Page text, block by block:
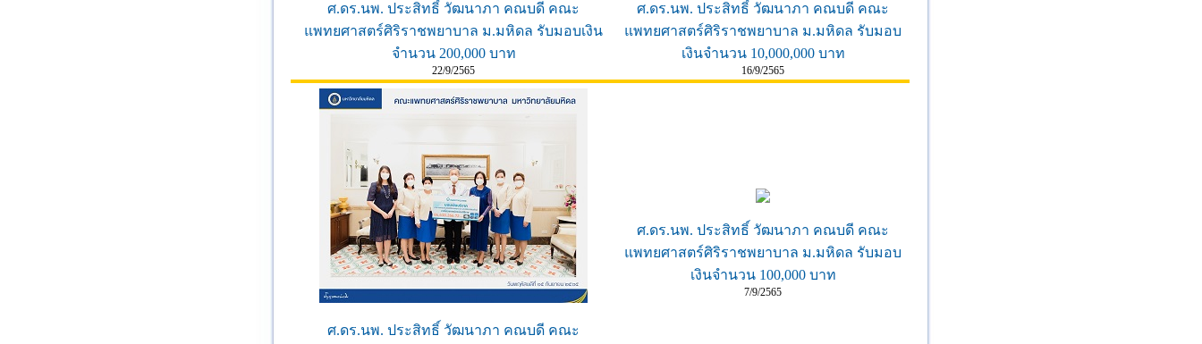
ศ.ดร.นพ. ประสิทธิ์ วัฒนาภา คณบดี คณะ
แพทยศาสตร์ศิริราชพยาบาล ม.มหิดล รับมอบเงิน
จำนวน 200,000 บาท
22/9/2565
ศ.ดร.นพ. ประสิทธิ์ วัฒนาภา คณบดี คณะ
แพทยศาสตร์ศิริราชพยาบาล ม.มหิดล รับมอบ
เงินจำนวน 10,000,000 บาท
16/9/2565
ศ.ดร.นพ. ประสิทธิ์ วัฒนาภา คณบดี คณะ
ศ.ดร.นพ. ประสิทธิ์ วัฒนาภา คณบดี คณะ
แพทยศาสตร์ศิริราชพยาบาล ม.มหิดล รับมอบ
เงินจำนวน 100,000 บาท
7/9/2565